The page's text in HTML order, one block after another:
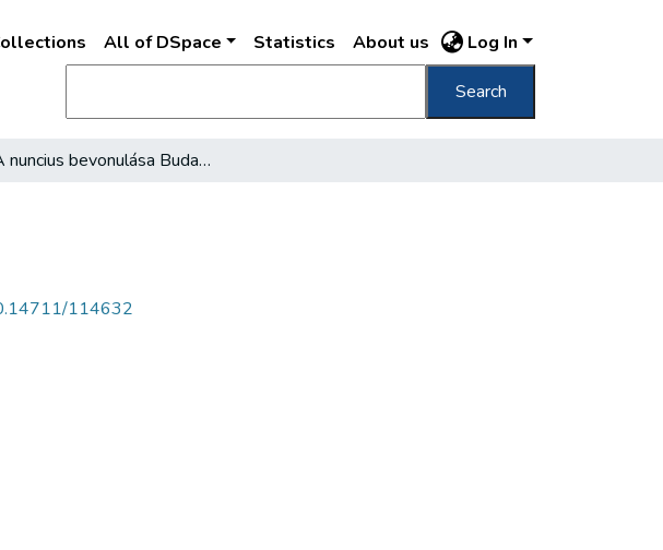
All of DSpace Statistics About us Log In
Search
A nuncius bevonulása Budapestre
114632